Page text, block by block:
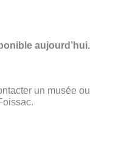
aujourd’hui.
un musée ou